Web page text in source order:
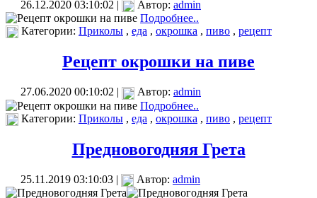
26.12.2020 03:10:02 | Автор: admin
Подробнее..
Категории: Приколы , еда , окрошка , пиво , рецепт
Рецепт окрошки на пиве
27.06.2020 00:10:02 | Автор: admin
Подробнее..
Категории: Приколы , еда , окрошка , пиво , рецепт
Предновогодняя Грета
25.11.2019 03:10:03 | Автор: admin